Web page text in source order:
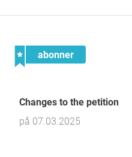
abonner
Changes to the petition
på 07.03.2025